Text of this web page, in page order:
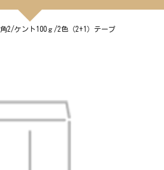
角2/ケント100ｇ/2色（2+1）テープ